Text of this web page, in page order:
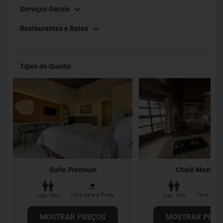
Serviços Gerais
Restaurantes e Bares
Tipos de Quarto
Suíte Premium
Max. PAX Vista para a Praia
MOSTRAR PREÇOS
Chalé Master I
Max. PAX Vista para
MOSTRAR